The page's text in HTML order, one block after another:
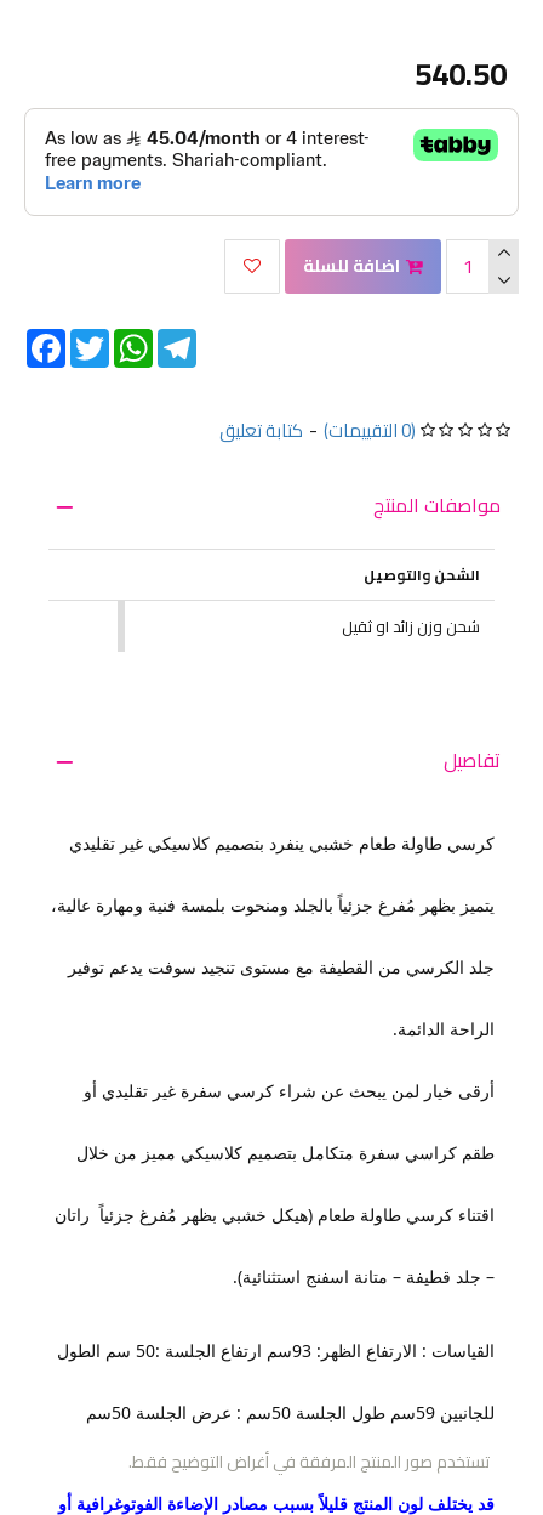
(0 التقييمات) - كتابة تعليق
540.50
اضافة للسلة
Twitter
WhatsAppTelegram
مواصفات المنتج
الشحن والتوصيل
شحن وزن زائد او ثقيل
تفاصيل
كرسي طاولة طعام خشبي ينفرد بتصميم كلاسيكي غير تقليدي
يتميز بظهر مُفرغ جزئياً بالجلد ومنحوت بلمسة فنية ومهارة عالية،
جلد الكرسي من القطيفة مع مستوى تنجيد سوفت يدعم توفير
الراحة الدائمة.
أرقى خيار لمن يبحث عن شراء كرسي سفرة غير تقليدي أو
طقم كراسي سفرة متكامل بتصميم كلاسيكي مميز من خلال
اقتناء كرسي طاولة طعام (هيكل خشبي بظهر مُفرغ جزئياً راتان
– جلد قطيفة – متانة اسفنج استثنائية).
القياسات : الارتفاع الظهر: 93سم ارتفاع الجلسة :50 سم الطول
للجانبين 59سم طول الجلسة 50سم : عرض الجلسة 50سم
تستخدم صور المنتج المرفقة في أغراض التوضيح فقط.
قد يختلف لون المنتج قليلاً بسبب مصادر الإضاءة الفوتوغرافية أو